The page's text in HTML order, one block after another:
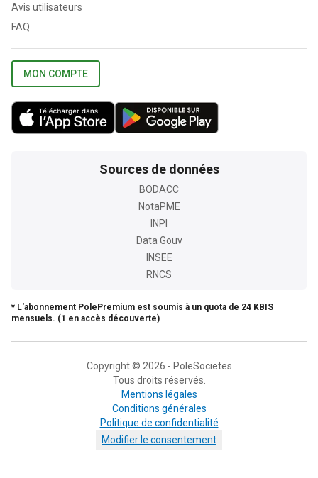
Avis utilisateurs
FAQ
MON COMPTE
Sources de données
BODACC
NotaPME
INPI
Data Gouv
INSEE
RNCS
* L'abonnement PolePremium est soumis à un quota de 24 KBIS
mensuels. (1 en accès découverte)
Copyright © 2026 - PoleSocietes
Tous droits réservés.
Mentions légales
Conditions générales
Politique de confidentialité
Modifier le consentement